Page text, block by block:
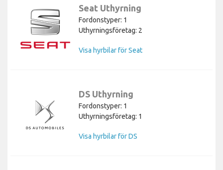
Seat Uthyrning
Fordonstyper: 1
Uthyrningsföretag: 2
Visa hyrbilar för Seat
DS Uthyrning
Fordonstyper: 1
Uthyrningsföretag: 1
Visa hyrbilar för DS